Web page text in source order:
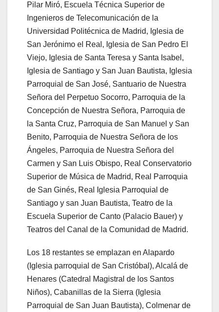
Pilar Miró, Escuela Técnica Superior de
Ingenieros de Telecomunicación de la
Universidad Politécnica de Madrid, Iglesia de
San Jerónimo el Real, Iglesia de San Pedro El
Viejo, Iglesia de Santa Teresa y Santa Isabel,
Iglesia de Santiago y San Juan Bautista, Iglesia
Parroquial de San José, Santuario de Nuestra
Señora del Perpetuo Socorro, Parroquia de la
Concepción de Nuestra Señora, Parroquia de
la Santa Cruz, Parroquia de San Manuel y San
Benito, Parroquia de Nuestra Señora de los
Ángeles, Parroquia de Nuestra Señora del
Carmen y San Luis Obispo, Real Conservatorio
Superior de Música de Madrid, Real Parroquia
de San Ginés, Real Iglesia Parroquial de
Santiago y san Juan Bautista, Teatro de la
Escuela Superior de Canto (Palacio Bauer) y
Teatros del Canal de la Comunidad de Madrid.
Los 18 restantes se emplazan en Alapardo
(Iglesia parroquial de San Cristóbal), Alcalá de
Henares (Catedral Magistral de los Santos
Niños), Cabanillas de la Sierra (Iglesia
Parroquial de San Juan Bautista), Colmenar de